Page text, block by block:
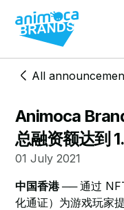
All
Animoca
总融资额达到
01 July 2021
中国香港 ──通过
化通证）为游戏玩家